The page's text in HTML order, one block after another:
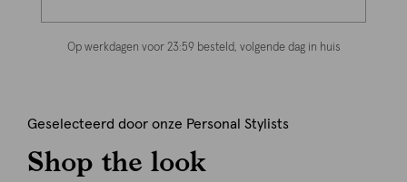
Op werkdagen voor 23:59 besteld, volgende dag in huis
Geselecteerd door onze Personal Stylists
Shop the look